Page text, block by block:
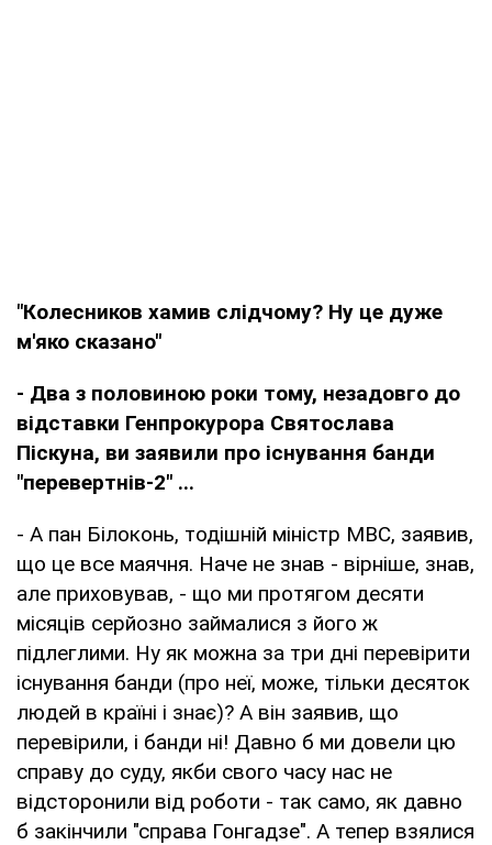
"Колесников хамив слідчому? Ну це дуже
м'яко сказано"
- Два з половиною роки тому, незадовго до
відставки Генпрокурора Святослава
Піскуна, ви заявили про існування банди
"перевертнів-2" ...
- А пан Білоконь, тодішній міністр МВС, заявив,
що це все маячня. Наче не знав - вірніше, знав,
але приховував, - що ми протягом десяти
місяців серйозно займалися з його ж
підлеглими. Ну як можна за три дні перевірити
існування банди (про неї, може, тільки десяток
людей в країні і знає)? А він заявив, що
перевірили, і банди ні! Давно б ми довели цю
справу до суду, якби свого часу нас не
відсторонили від роботи - так само, як давно
б закінчили "справа Гонгадзе". А тепер взялися